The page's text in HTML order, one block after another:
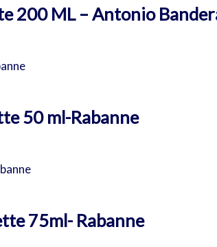
200 ML – Antonio
50 ml-Rabanne
75ml- Rabanne